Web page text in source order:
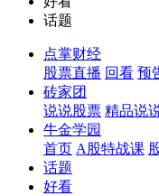
话题
点掌财经
股票直播 回看 预
砖家团
说说股票 精品说
牛金学园
首页 A股特战课
话题
好看